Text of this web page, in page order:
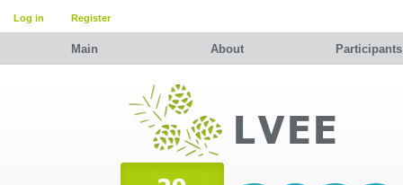
Log in Register
Main About Participants